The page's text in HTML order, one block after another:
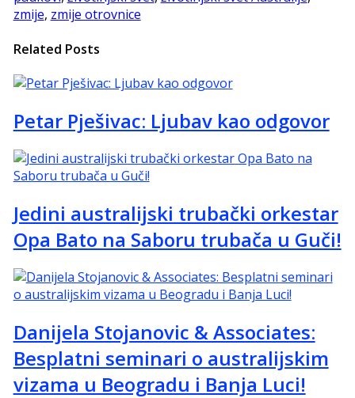
zmije, zmije otrovnice
Related Posts
Petar Pješivac: Ljubav kao odgovor
Jedini australijski trubački orkestar
Opa Bato na Saboru trubača u Guči!
Danijela Stojanovic & Associates:
Besplatni seminari o australijskim
vizama u Beogradu i Banja Luci!